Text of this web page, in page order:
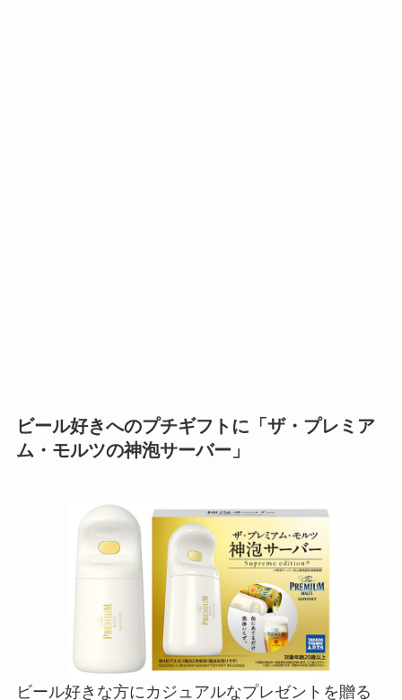
ビール好きへのプチギフトに「ザ・プレミア
ム・モルツの神泡サーバー」
ビール好きな方にカジュアルなプレゼントを贈る